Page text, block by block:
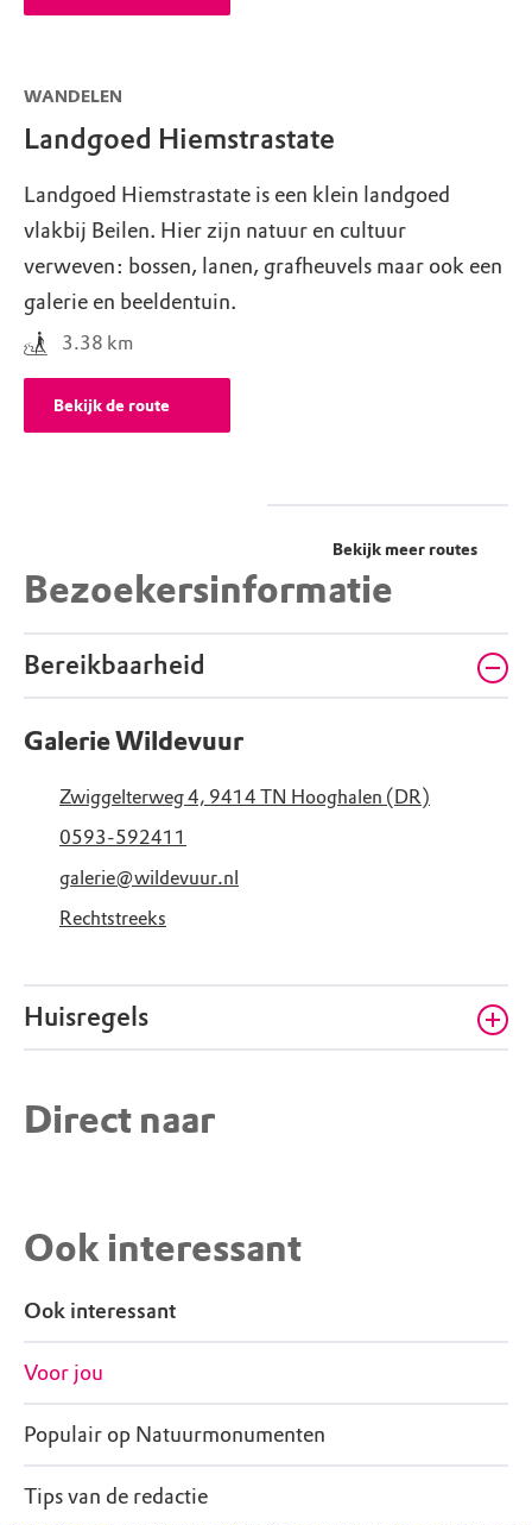
WANDELEN
Landgoed Hiemstrastate
Landgoed Hiemstrastate is een klein landgoed
vlakbij Beilen. Hier zijn natuur en cultuur
verweven: bossen, lanen, grafheuvels maar ook een
galerie en beeldentuin.
3.38 km
Bekijk de route
Bekijk meer routes
Bezoekersinformatie
Bereikbaarheid
Galerie Wildevuur
Zwiggelterweg 4, 9414 TN Hooghalen (DR)
0593-592411
galerie@wildevuur.nl
Rechtstreeks
Huisregels
professioneel gebruik alleen na
meer dan 20 personen of organiseer je een
van tevoren toestemming aan te vragen bij
Natuurmonumenten.Meer info en
aanvraagformulier
Honden mogen mee mits aangelijnd, op de
paden
Direct naar
Ook interessant
Ook interessant
Voor jou
Populair op Natuurmonumenten
Tips van de redactie